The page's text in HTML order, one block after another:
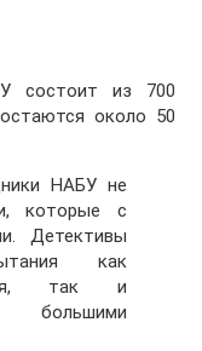
состоит из 700
около 50
НАБУ не
которые с
Детективы
как
так и
большими